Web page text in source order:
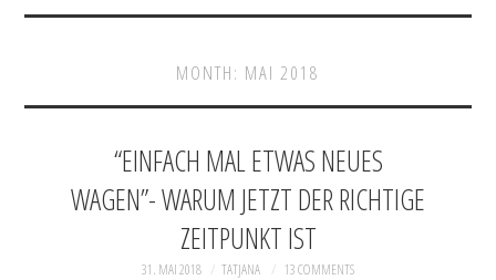
SHOP
MONTH: MAI 2018
“EINFACH MAL ETWAS NEUES
WAGEN”- WARUM JETZT DER RICHTIGE
ZEITPUNKT IST
31. MAI 2018 TATJANA 13 COMMENTS